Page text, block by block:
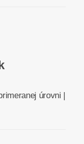
úrovni |